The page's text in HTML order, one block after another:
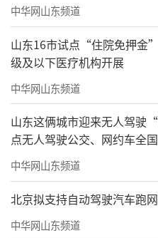
中华网山东频道
山东16市试点“住院免押金
级及以下医疗机构开展
中华网山东频道
山东这俩城市迎来无人驾
点无人驾驶公交、网约车全
路
中华网山东频道
北京拟支持自动驾驶汽车跑
中华网山东频道